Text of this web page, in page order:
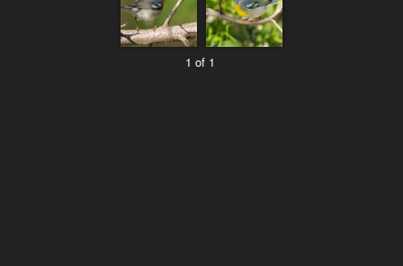
1 of 1